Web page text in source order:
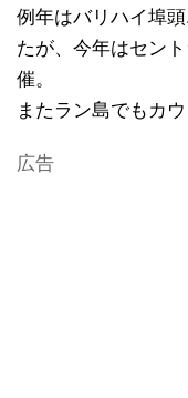
例年はバリハイ埠
たが、今年はセン
催。
またラン島でもカ
広告